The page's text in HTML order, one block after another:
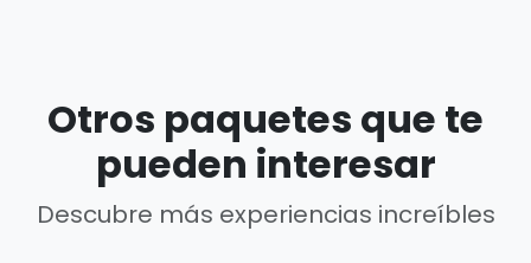
Otros paquetes que te
pueden interesar
Descubre más experiencias increíbles